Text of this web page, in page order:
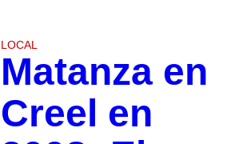
LOCAL
Matanza en
Creel en